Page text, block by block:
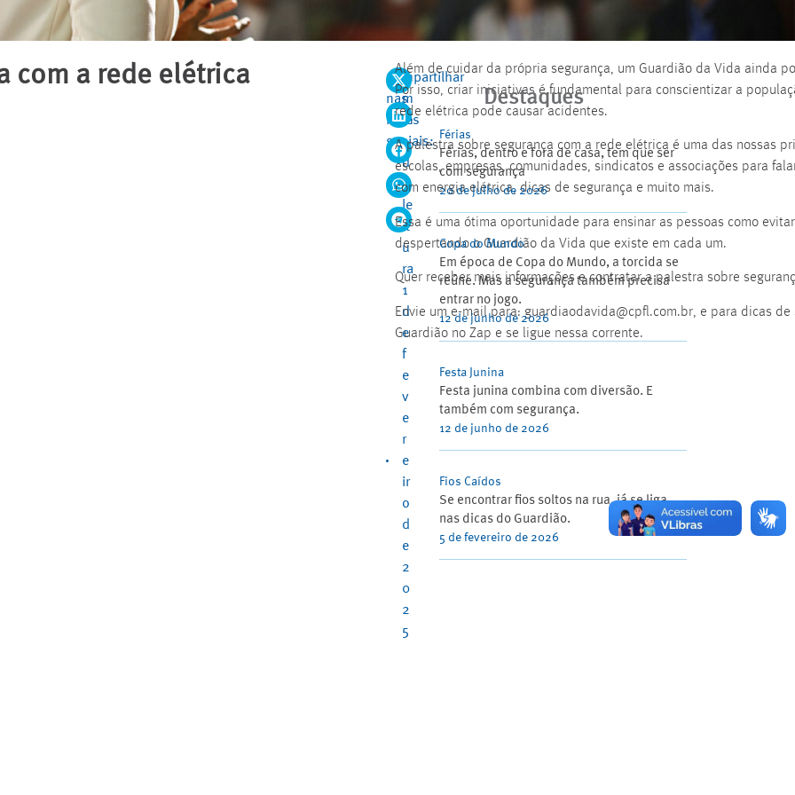
com a rede elétrica
1
m
in
.
d
e
le
it
u
ra
1
d
e
f
e
v
e
r
e
ir
o
d
e
2
0
2
5
Compartilhar
nas
redes
sociais:
Além de cuidar da própria segurança, um Guardião da Vida ainda
Por isso, criar iniciativas é fundamental para conscientizar a
rede elétrica pode causar acidentes.
A palestra sobre segurança com a rede elétrica é uma das nossas
escolas, empresas, comunidades, sindicatos e associações para
com energia elétrica, dicas de segurança e muito mais.
Essa é uma ótima oportunidade para ensinar as pessoas como
despertando o Guardião da Vida que existe em cada um.
Quer receber mais informações e contratar a palestra sobre
Envie um e-mail para: guardiaodavida@cpfl.com.br, e para dicas de
Guardião no Zap e se ligue nessa corrente.
Destaques
Férias
Férias, dentro e fora de casa, tem que ser
com segurança
20 de julho de 2026
Copa do Mundo
Em época de Copa do Mundo, a torcida se
reúne. Mas a segurança também precisa
entrar no jogo.
12 de junho de 2026
Festa Junina
Festa junina combina com diversão. E
também com segurança.
12 de junho de 2026
Fios Caídos
Se encontrar fios soltos na rua, já se liga
nas dicas do Guardião.
5 de fevereiro de 2026